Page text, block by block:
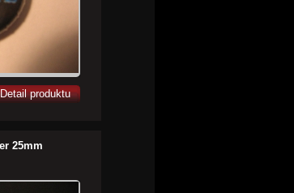
Detail produktu
25mm